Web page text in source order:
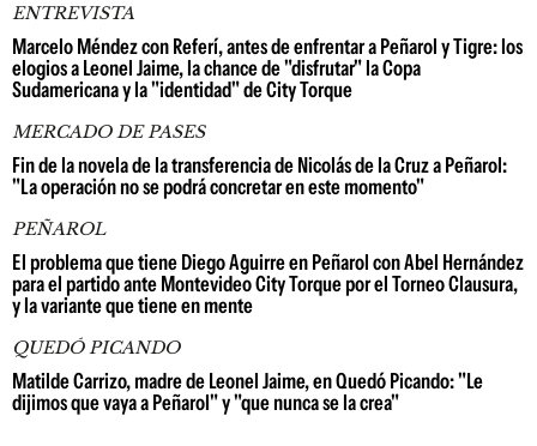
ENTREVISTA
Marcelo Méndez con Referí, antes de enfrentar a Peñarol y Tigre: los
elogios a Leonel Jaime, la chance de "disfrutar" la Copa
Sudamericana y la "identidad" de City Torque
MERCADO DE PASES
Fin de la novela de la transferencia de Nicolás de la Cruz a Peñarol:
"La operación no se podrá concretar en este momento"
PEÑAROL
El problema que tiene Diego Aguirre en Peñarol con Abel Hernández
para el partido ante Montevideo City Torque por el Torneo Clausura,
y la variante que tiene en mente
QUEDÓ PICANDO
Matilde Carrizo, madre de Leonel Jaime, en Quedó Picando: "Le
dijimos que vaya a Peñarol" y "que nunca se la crea"